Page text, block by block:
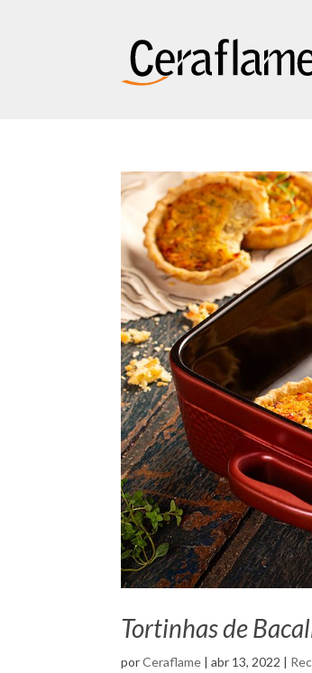
Tortinhas de
porCeraflame |abr 13, 2022 |